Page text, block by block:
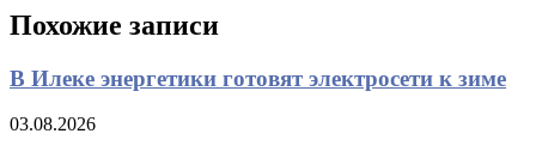
Похожие записи
В Илеке энергетики готовят электросети к зиме
03.08.2026